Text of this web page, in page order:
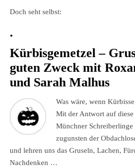
Doch seht selbst:
.
Kürbisgemetzel –
guten Zweck mit
und Sarah Malhus
Was wäre, wenn
Mit der Antwort auf diese
Münchner
zugunsten der
und lehren uns das Gruseln, Lachen,
Nachdenken …